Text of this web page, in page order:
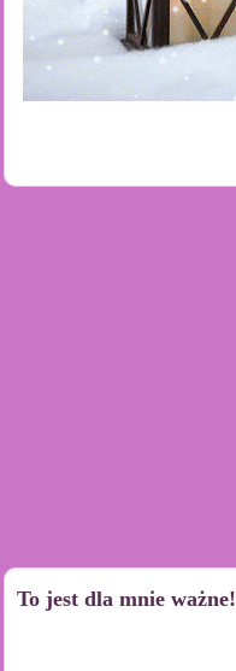
To jest dla mnie ważne!